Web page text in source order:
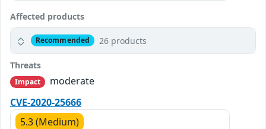
Affected products
Recommended 26 products
Threats
Impact
moderate
CVE-2020-25666
5.3 (Medium)